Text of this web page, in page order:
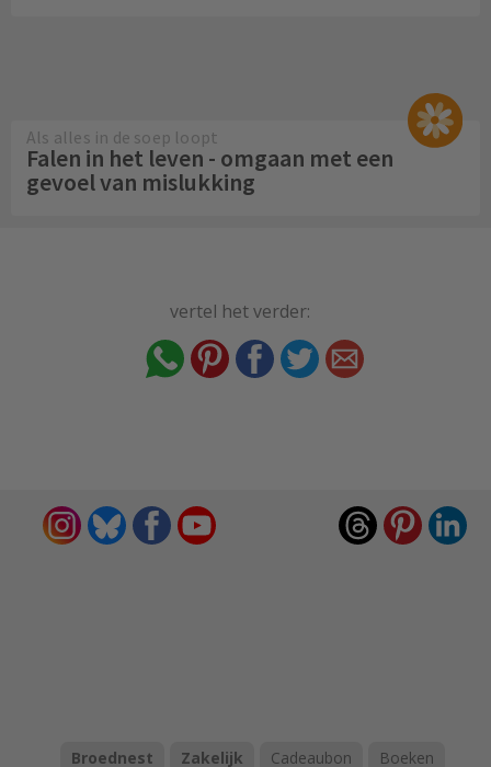
Als alles in de soep loopt
Falen in het leven - omgaan met een
gevoel van mislukking
vertel het verder:
Broednest Zakelijk Cadeaubon
Boeken